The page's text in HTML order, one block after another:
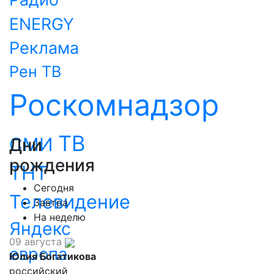
ENERGY
Реклама
Рен ТВ
Роскомнадзор
СМИ ТВ
ТНТ
Телевидение
Яндекс
европа
Дни
рождения
Сегодня
Завтра
На неделю
09 августа
Юлия Богатикова
российский